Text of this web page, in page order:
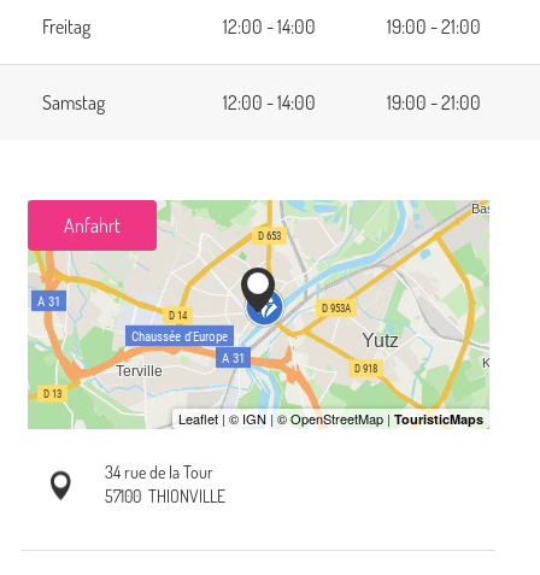
Freitag 12:00 - 14:00 19:00 - 21:00
Samstag 12:00 - 14:00 19:00 - 21:00
Anfahrt
34 rue de la Tour
57100 THIONVILLE